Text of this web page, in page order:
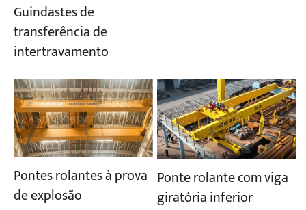
Guindastes de
transferência de
intertravamento
Pontes rolantes à prova
de explosão
Ponte rolante com viga
giratória inferior